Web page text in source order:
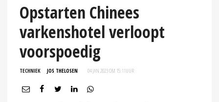
Opstarten Chinees
varkenshotel verloopt
voorspoedig
TECHNIEK JOS THELOSEN 04 JAN 2023 OM 15:11UUR